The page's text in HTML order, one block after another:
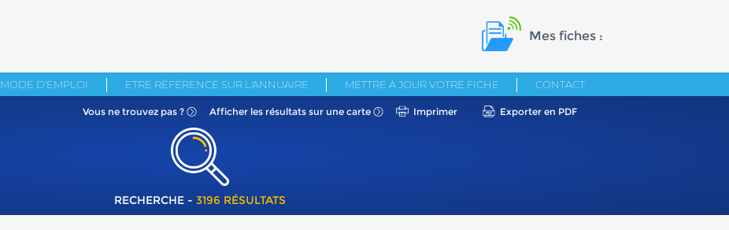
Mes fiches :
MODE D'EMPLOI ETRE RÉFÉRENCÉ SUR L'ANNUAIRE METTRE À JOUR VOTRE FICHE CONTACT
Vous ne trouvez pas ? Afficher les résultats sur une carte Imprimer Exporter en PDF
RECHERCHE - 3196 RÉSULTATS